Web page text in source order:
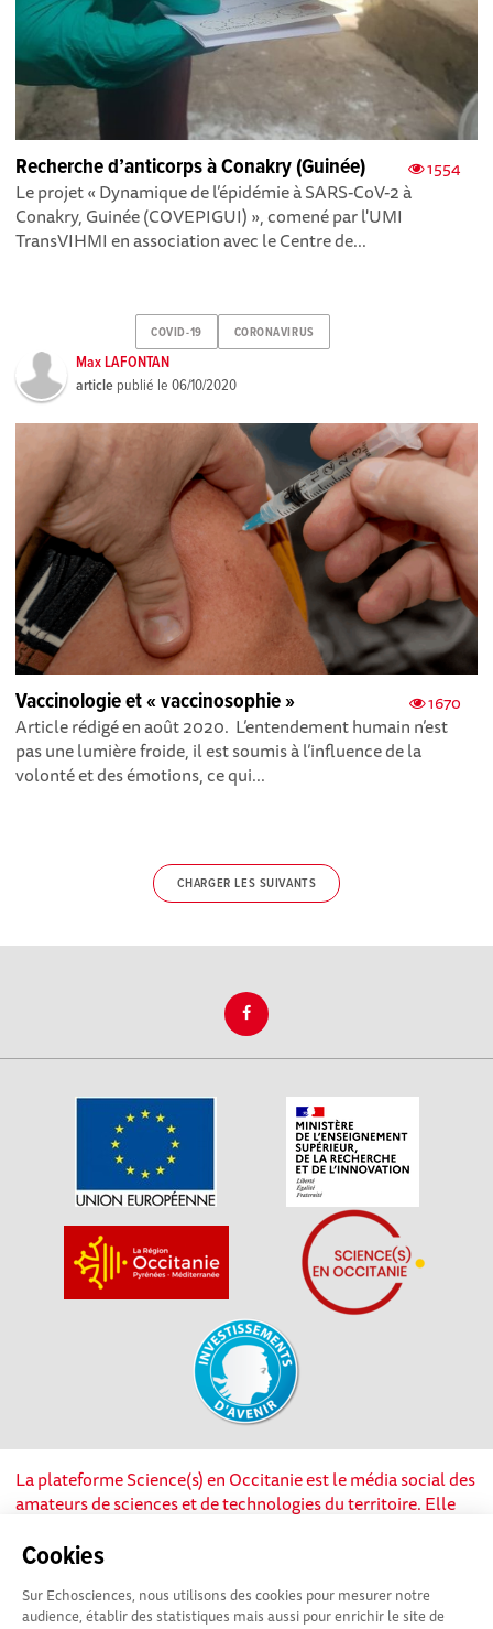
Cookies
Sur Echosciences, nous utilisons des cookies pour mesurer notre
audience, établir des statistiques mais aussi pour enrichir le site de
1554
Recherche d’anticorps à Conakry (Guinée)
Le projet « Dynamique de l’épidémie à SARS-CoV-2 à
Conakry, Guinée (COVEPIGUI) », comené par l'UMI
TransVIHMI en association avec le Centre de...
COVID-19 CORONAVIRUS
Max LAFONTAN
article publié le06/10/2020
1670
Vaccinologie et « vaccinosophie »
Article rédigé en août 2020. L’entendement humain n’est
pas une lumière froide, il est soumis à l’influence de la
volonté et des émotions, ce qui...
CHARGER LES SUIVANTS
La plateforme Science(s) en Occitanie est le média social des
amateurs de sciences et de technologies du territoire. Elle
soutien de nombreux acteurs locaux. Ce projet est cofinancé
l’Union européenne via les fonds européen de